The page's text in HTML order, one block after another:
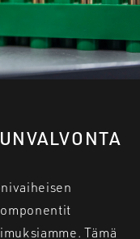
Tämä